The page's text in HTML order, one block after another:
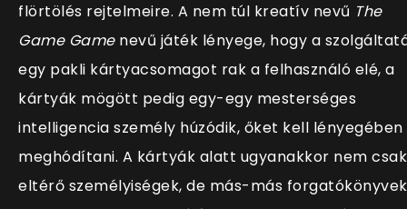
flörtölés rejtelmeire. A nem túl kreatív nevű The
Game Gamenevű játék lényege, hogy a
egy pakli kártyacsomagot rak a felhasználó elé, a
kártyák mögött pedig egy-egy mesterséges
intelligencia személy húzódik, őket kell lényegében
meghódítani. A kártyák alatt ugyanakkor nem csak
eltérő személyiségek, de más-más forgatókönyvek